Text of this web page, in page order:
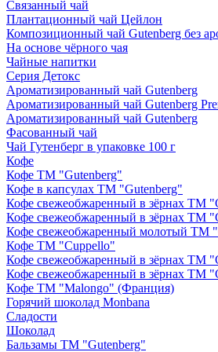
Связанный чай
Плантационный чай Цейлон
Композиционный чай Gutenberg без
На основе чёрного чая
Чайные напитки
Серия Детокс
Ароматизированный чай Gutenberg
Ароматизированный чай Gutenberg
Ароматизированный чай Gutenberg
Фасованный чай
Чай Гутенберг в упаковке 100 г
Кофе
Кофе ТМ "Gutenberg"
Кофе в капсулах ТМ "Gutenberg"
Кофе свежеобжаренный в зёрнах ТМ
Кофе свежеобжаренный в зёрнах ТМ
Кофе свежеобжаренный молотый ТМ
Кофе ТМ "Cuppello"
Кофе свежеобжаренный в зёрнах ТМ
Кофе свежеобжаренный в зёрнах ТМ
Кофе ТМ "Malongo" (Франция)
Горячий шоколад Monbana
Сладости
Шоколад
Бальзамы ТМ "Gutenberg"